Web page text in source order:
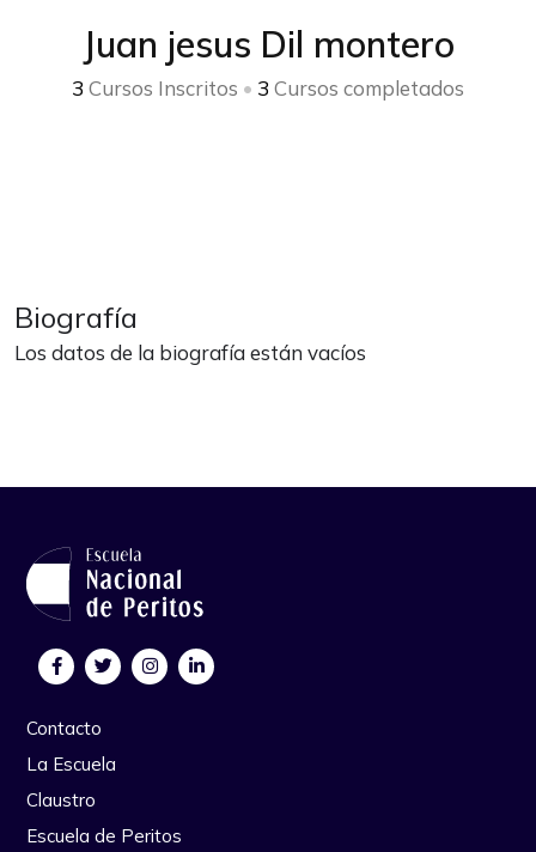
Juan jesus Dil montero
3 Cursos Inscritos • 3 Cursos completados
Biografía
Los datos de la biografía están vacíos
Contacto
La Escuela
Claustro
Escuela de Peritos